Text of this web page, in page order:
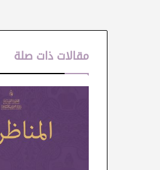
مقالات ذات صلة